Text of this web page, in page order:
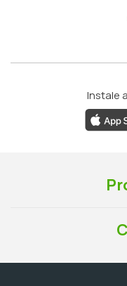
Instale